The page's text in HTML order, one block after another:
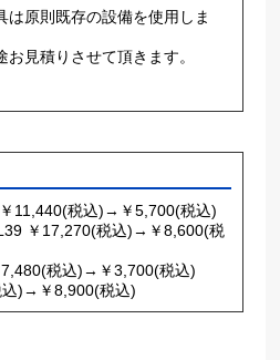
原則既存の設備を使用しま
見積りさせて頂きます。
11,440(税込)→￥5,700(税込)
￥17,270(税込)→￥8,600(税
税込)→￥3,700(税込)
込)→￥8,900(税込)